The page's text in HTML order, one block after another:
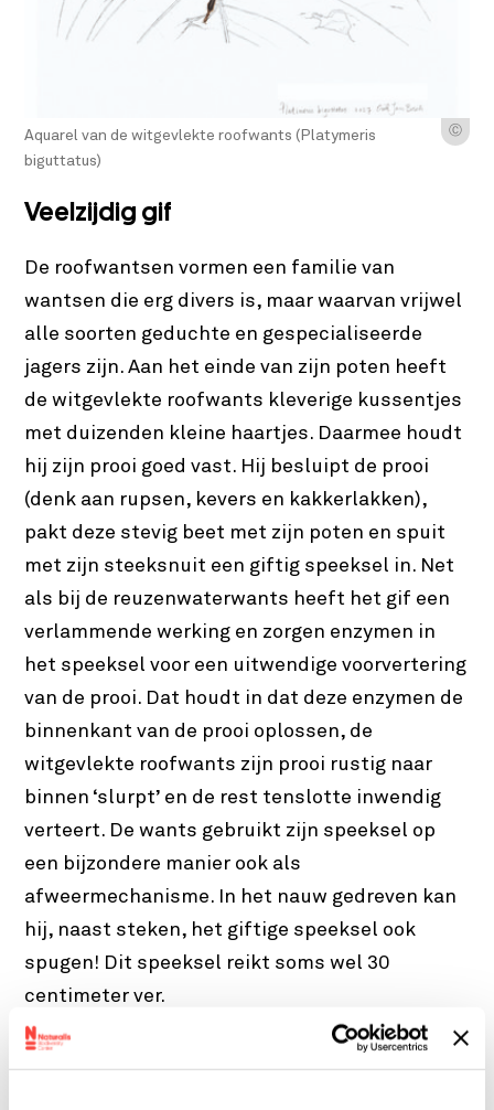
Ⓒ
Aquarel van de witgevlekte roofwants (Platymeris
biguttatus)
Veelzijdig gif
De roofwantsen vormen een familie van
wantsen die erg divers is, maar waarvan vrijwel
alle soorten geduchte en gespecialiseerde
jagers zijn. Aan het einde van zijn poten heeft
de witgevlekte roofwants kleverige kussentjes
met duizenden kleine haartjes. Daarmee houdt
hij zijn prooi goed vast. Hij besluipt de prooi
(denk aan rupsen, kevers en kakkerlakken),
pakt deze stevig beet met zijn poten en spuit
met zijn steeksnuit een giftig speeksel in. Net
als bij de reuzenwaterwants heeft het gif een
verlammende werking en zorgen enzymen in
het speeksel voor een uitwendige voorvertering
van de prooi. Dat houdt in dat deze enzymen de
binnenkant van de prooi oplossen, de
witgevlekte roofwants zijn prooi rustig naar
binnen ‘slurpt’ en de rest tenslotte inwendig
verteert. De wants gebruikt zijn speeksel op
een bijzondere manier ook als
afweermechanisme. In het nauw gedreven kan
hij, naast steken, het giftige speeksel ook
spugen! Dit speeksel reikt soms wel 30
centimeter ver.
Efficiënte jagers